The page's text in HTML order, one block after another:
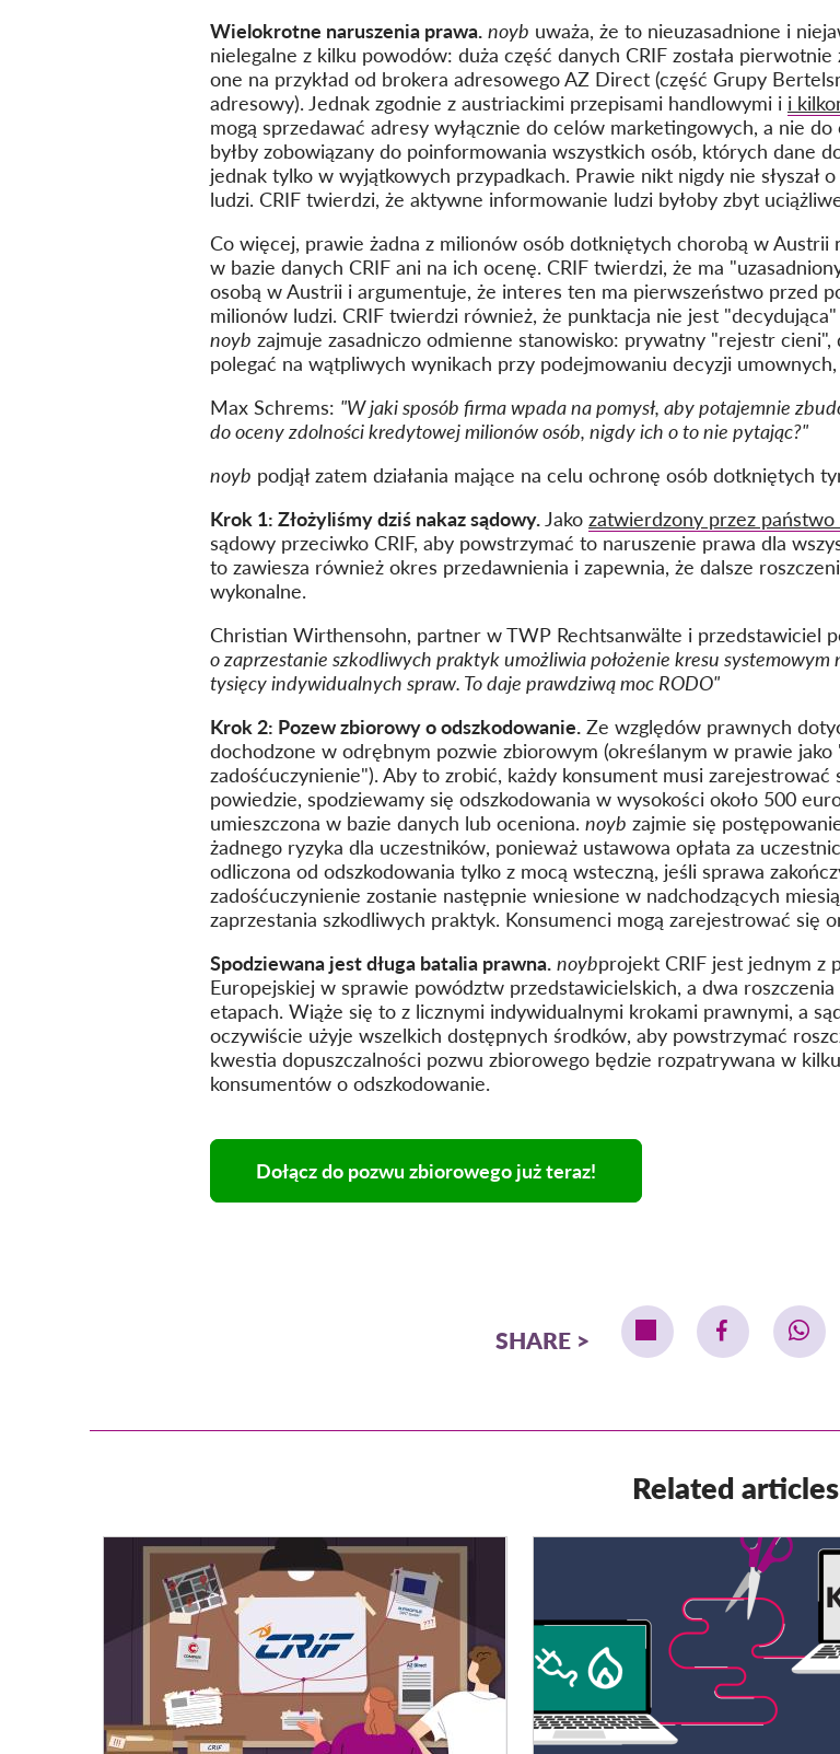
Wielokrotne naruszenia prawa. noyb uważa, że to nieuzasadnione i
nielegalne z kilku powodów: duża część danych CRIF została
one na przykład od brokera adresowego AZ Direct (część Grupy
adresowy). Jednak zgodnie z austriackimi przepisami handlowymi i i
mogą sprzedawać adresy wyłącznie do celów marketingowych, a nie
byłby zobowiązany do poinformowania wszystkich osób, których dane
jednak tylko w wyjątkowych przypadkach. Prawie nikt nigdy nie słyszał
ludzi. CRIF twierdzi, że aktywne informowanie ludzi byłoby zbyt
Co więcej, prawie żadna z milionów osób dotkniętych chorobą w Austrii
w bazie danych CRIF ani na ich ocenę. CRIF twierdzi, że ma
osobą w Austrii i argumentuje, że interes ten ma pierwszeństwo przed
milionów ludzi. CRIF twierdzi również, że punktacja nie jest
noyb zajmuje zasadniczo odmienne stanowisko: prywatny "rejestr
polegać na wątpliwych wynikach przy podejmowaniu decyzji
Max Schrems: "W jaki sposób firma wpada na pomysł, aby potajemnie
do oceny zdolności kredytowej milionów osób, nigdy ich o to nie pytając?"
noyb podjął zatem działania mające na celu ochronę osób dotkniętych
Krok 1: Złożyliśmy dziś nakaz sądowy. Jako zatwierdzony przez
sądowy przeciwko CRIF, aby powstrzymać to naruszenie prawa dla
to zawiesza również okres przedawnienia i zapewnia, że dalsze
wykonalne.
Christian Wirthensohn, partner w TWP Rechtsanwälte i przedstawiciel
o zaprzestanie szkodliwych praktyk umożliwia położenie kresu
tysięcy indywidualnych spraw. To daje prawdziwą moc RODO"
Krok 2: Pozew zbiorowy o odszkodowanie. Ze względów prawnych
dochodzone w odrębnym pozwie zbiorowym (określanym w prawie
zadośćuczynienie"). Aby to zrobić, każdy konsument musi
powiedzie, spodziewamy się odszkodowania w wysokości około 500
umieszczona w bazie danych lub oceniona. noyb zajmie się
żadnego ryzyka dla uczestników, ponieważ ustawowa opłata za
odliczona od odszkodowania tylko z mocą wsteczną, jeśli sprawa
zadośćuczynienie zostanie następnie wniesione w nadchodzących
zaprzestania szkodliwych praktyk. Konsumenci mogą zarejestrować się
Spodziewana jest długa batalia prawna. noybprojekt CRIF jest jednym z
Europejskiej w sprawie powództw przedstawicielskich, a dwa
etapach. Wiąże się to z licznymi indywidualnymi krokami prawnymi, a
oczywiście użyje wszelkich dostępnych środków, aby powstrzymać
kwestia dopuszczalności pozwu zbiorowego będzie rozpatrywana w
konsumentów o odszkodowanie.
Dołącz do pozwu zbiorowego już teraz!
SHARE
Related articles